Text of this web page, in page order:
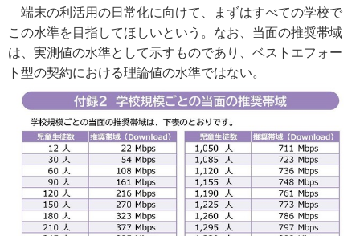
端末の利活用の日常化に向けて、まずはすべての学校で
この水準を目指してほしいという。なお、当面の推奨帯域
は、実測値の水準として示すものであり、ベストエフォー
ト型の契約における理論値の水準ではない。